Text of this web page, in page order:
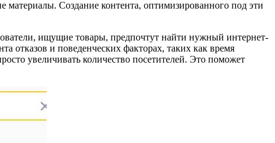
Создание контента, оптимизированного под эти
ищущие товары, предпочтут найти нужный интернет-
отказов и поведенческих факторах, таких как время
увеличивать количество посетителей. Это поможет